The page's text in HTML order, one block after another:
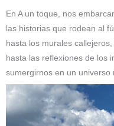
En A un toque, nos
las historias que rodean al
hasta los murales
hasta las reflexiones de los
sumergirnos en un universo